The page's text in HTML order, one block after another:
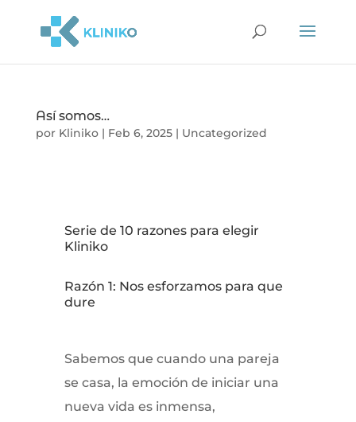
Así somos…
por Kliniko| Feb 6, 2025| Uncategorized
Serie de 10 razones para elegir
Kliniko
Razón 1: Nos esforzamos para que
dure
Sabemos que cuando una pareja
se casa, la emoción de iniciar una
nueva vida es inmensa,